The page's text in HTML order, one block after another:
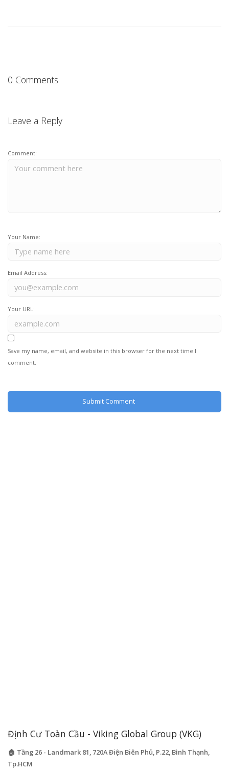
0 Comments
Leave a Reply
Comment:
Your Name:
Email Address:
Your URL:
Save my name, email, and website in this browser for the next time I
comment.
Định Cư Toàn Cầu - Viking Global Group (VKG)
🏠 Tầng 26 - Landmark 81, 720A Điện Biên Phủ, P.22, Bình Thạnh,
Tp.HCM